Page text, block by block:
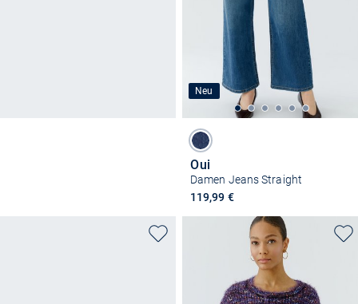
Neu
Oui
Damen Jeans Straight
119,99 €